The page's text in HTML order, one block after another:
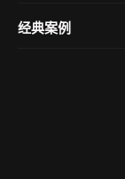
SEO教程
经典案例